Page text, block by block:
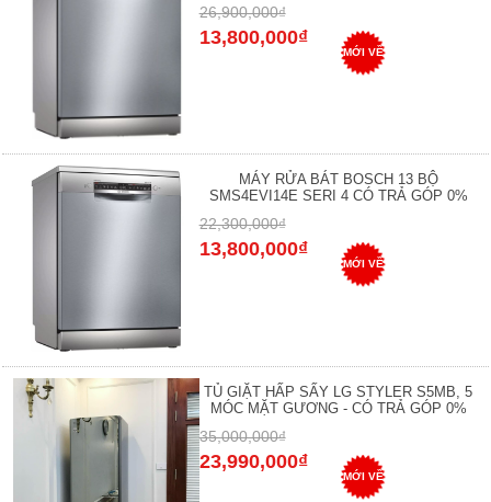
26,900,000₫
13,800,000₫
MỚI VỀ
MÁY RỬA BÁT BOSCH 13 BỘ
SMS4EVI14E SERI 4 CÓ TRẢ GÓP 0%
22,300,000₫
13,800,000₫
MỚI VỀ
TỦ GIẶT HẤP SẤY LG STYLER S5MB, 5
MÓC MẶT GƯƠNG - CÓ TRẢ GÓP 0%
35,000,000₫
23,990,000₫
MỚI VỀ